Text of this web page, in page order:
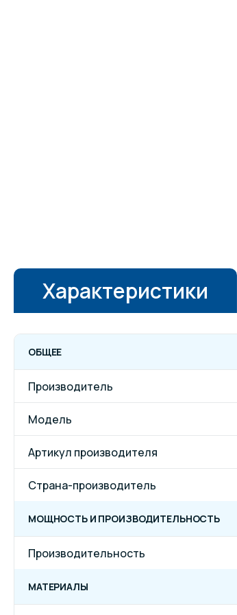
Характеристики
ОБЩЕЕ
Производитель
Модель
Артикул производителя
Страна-производитель
МОЩНОСТЬ И ПРОИЗВОДИТЕЛЬНОСТЬ
Производительность
МАТЕРИАЛЫ